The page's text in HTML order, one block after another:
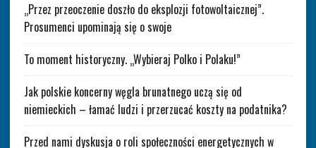
„Przez przeoczenie doszło do eksplozji fotowoltaicznej”.
Prosumenci upominają się o swoje
To moment historyczny. „Wybieraj Polko i Polaku!”
Jak polskie koncerny węgla brunatnego uczą się od
niemieckich – łamać ludzi i przerzucać koszty na podatnika?
Przed nami dyskusja o roli społeczności energetycznych w